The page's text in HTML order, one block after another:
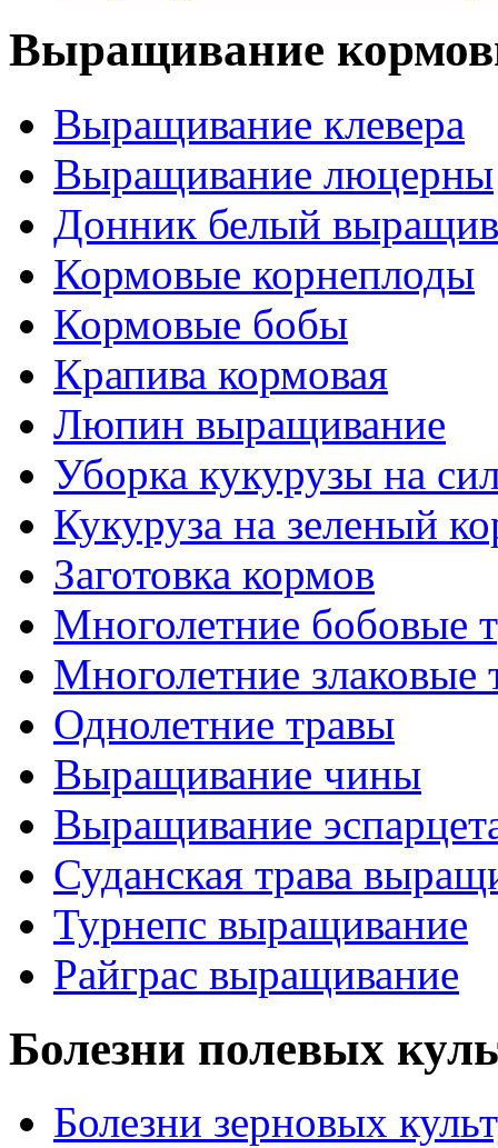
Выращивание
Выращивание клевера
Выращивание люцерны
Донник белый
Кормовые корнеплоды
Кормовые бобы
Крапива кормовая
Люпин выращивание
Уборка кукурузы на
Кукуруза на зеленый
Заготовка кормов
Многолетние бобовые
Многолетние злаковые
Однолетние травы
Выращивание чины
Выращивание
Суданская трава
Турнепс выращивание
Райграс выращивание
Болезни полевых
Болезни зерновых